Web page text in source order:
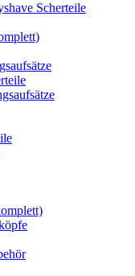
Scherteile